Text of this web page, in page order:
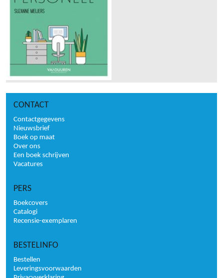
CONTACT
Contactgegevens
Nieuwsbrief
Boek op maat
Over ons
Een boek schrijven
Vacatures
PERS
Boekcovers
Catalogi
Recensie-exemplaren
BESTELINFO
Bestellen
Leveringsvoorwaarden